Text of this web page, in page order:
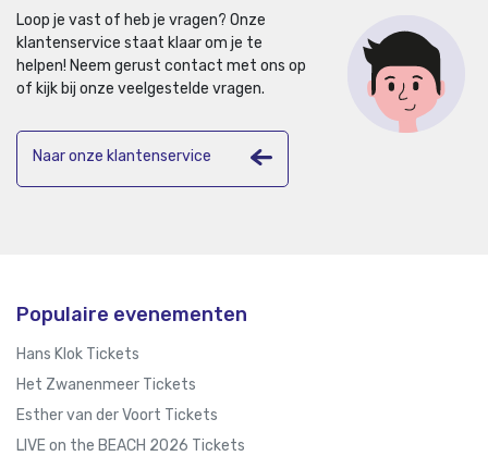
Loop je vast of heb je vragen? Onze
klantenservice staat klaar om je te
helpen! Neem gerust contact met ons op
of kijk bij onze veelgestelde vragen.
Naar onze klantenservice
Populaire evenementen
Hans Klok Tickets
Het Zwanenmeer Tickets
Esther van der Voort Tickets
LIVE on the BEACH 2026 Tickets